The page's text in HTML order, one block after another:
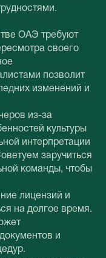
ОАЭ требуют
своего
позволит
изменений и
из-за
культуры
интерпретации
заручиться
команды, чтобы
лицензий и
на долгое время.
и